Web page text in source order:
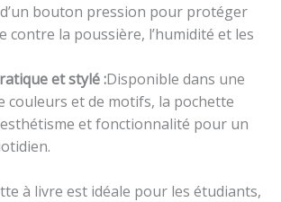
bouton pression pour protéger
contre la poussière, l’humidité et les
et stylé :Disponible dans une
couleurs et de motifs, la pochette
et fonctionnalité pour un
à livre est idéale pour les étudiants,